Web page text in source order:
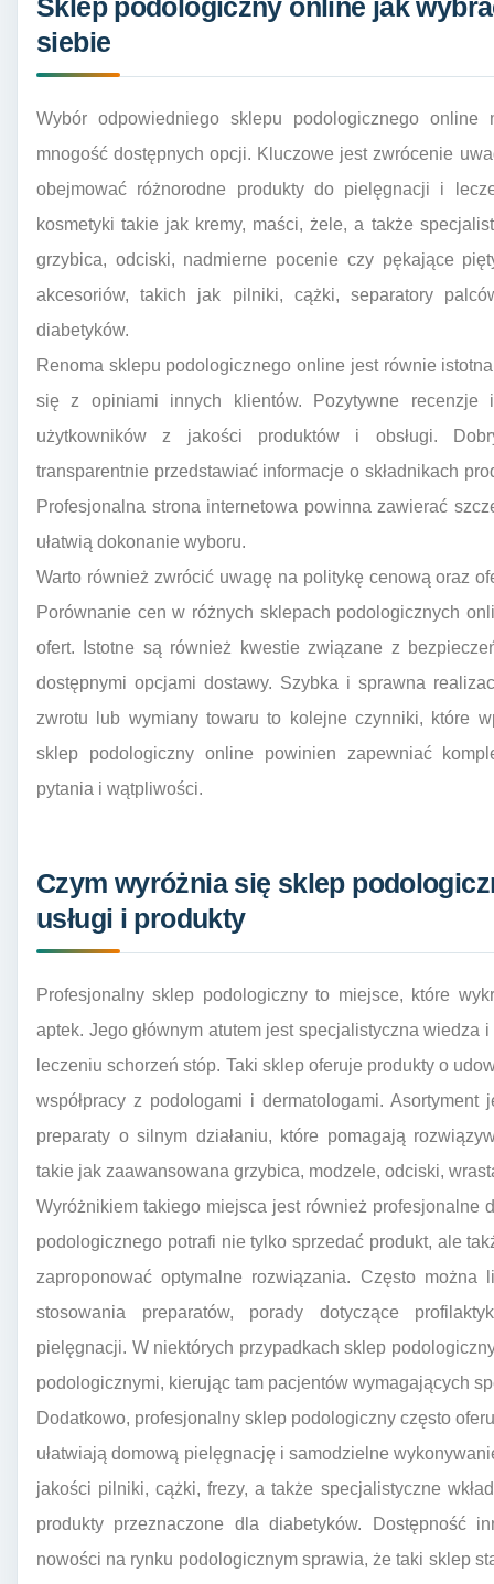
Sklep podologiczny online jak
siebie
Wybór odpowiedniego sklepu podologicznego
mnogość dostępnych opcji. Kluczowe jest zwrócenie
obejmować różnorodne produkty do pielęgnacji i
kosmetyki takie jak kremy, maści, żele, a także
grzybica, odciski, nadmierne pocenie czy pękające
akcesoriów, takich jak pilniki, cążki, separatory
diabetyków.
Renoma sklepu podologicznego online jest równie
się z opiniami innych klientów. Pozytywne
użytkowników z jakości produktów i obsługi.
transparentnie przedstawiać informacje o składnikach
Profesjonalna strona internetowa powinna zawierać
ułatwią dokonanie wyboru.
Warto również zwrócić uwagę na politykę cenową oraz
Porównanie cen w różnych sklepach podologicznych
ofert. Istotne są również kwestie związane z
dostępnymi opcjami dostawy. Szybka i sprawna
zwrotu lub wymiany towaru to kolejne czynniki, które
sklep podologiczny online powinien zapewniać
pytania i wątpliwości.
Czym wyróżnia się sklep
usługi i produkty
Profesjonalny sklep podologiczny to miejsce, które
aptek. Jego głównym atutem jest specjalistyczna
leczeniu schorzeń stóp. Taki sklep oferuje produkty o
współpracy z podologami i dermatologami.
preparaty o silnym działaniu, które pomagają
takie jak zaawansowana grzybica, modzele, odciski,
Wyróżnikiem takiego miejsca jest również profesjonalne
podologicznego potrafi nie tylko sprzedać produkt, ale
zaproponować optymalne rozwiązania. Często można
stosowania preparatów, porady dotyczące
pielęgnacji. W niektórych przypadkach sklep
podologicznymi, kierując tam pacjentów wymagających
Dodatkowo, profesjonalny sklep podologiczny często
ułatwiają domową pielęgnację i samodzielne
jakości pilniki, cążki, frezy, a także specjalistyczne
produkty przeznaczone dla diabetyków. Dostępność
nowości na rynku podologicznym sprawia, że taki sklep